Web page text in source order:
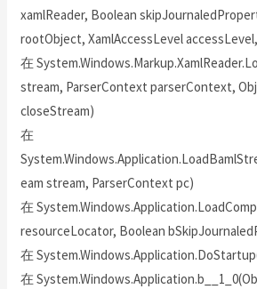
xamlReader, Boolean
rootObject, XamlAccessLevel
在
stream, ParserContext parserContext,
closeStream)
在
eam stream, ParserContext pc)
在
resourceLocator, Boolean
在
在